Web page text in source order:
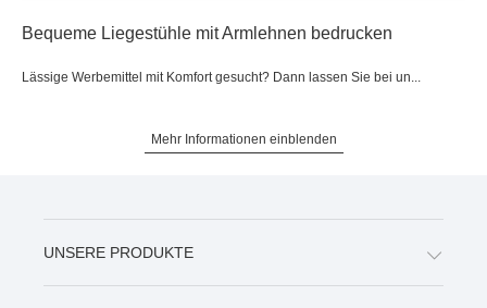
Bequeme Liegestühle mit Armlehnen bedrucken
Lässige Werbemittel mit Komfort gesucht? Dann lassen Sie bei un...
Mehr Informationen einblenden
UNSERE PRODUKTE